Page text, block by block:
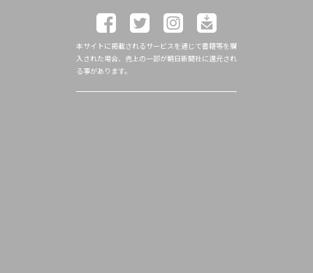
本サイトに掲載されるサービスを通じて書籍等を購
入された場合、売上の一部が朝日新聞社に還元され
る事があります。